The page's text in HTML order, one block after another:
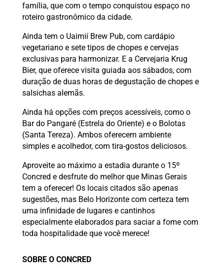
família, que com o tempo conquistou espaço no
roteiro gastronômico da cidade.
Ainda tem o Uaimií Brew Pub, com cardápio
vegetariano e sete tipos de chopes e cervejas
exclusivas para harmonizar. E a Cervejaria Krug
Bier, que oferece visita guiada aos sábados, com
duração de duas horas de degustação de chopes e
salsichas alemãs.
Ainda há opções com preços acessíveis, como o
Bar do Pangaré (Estrela do Oriente) e o Bolotas
(Santa Tereza). Ambos oferecem ambiente
simples e acolhedor, com tira-gostos deliciosos.
Aproveite ao máximo a estadia durante o 15º
Concred e desfrute do melhor que Minas Gerais
tem a oferecer! Os locais citados são apenas
sugestões, mas Belo Horizonte com certeza tem
uma infinidade de lugares e cantinhos
especialmente elaborados para saciar a fome com
toda hospitalidade que você merece!
SOBRE O CONCRED